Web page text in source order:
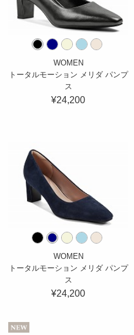
WOMEN
トータルモーション メリダ パンプ
ス
¥24,200
WOMEN
トータルモーション メリダ パンプ
ス
¥24,200